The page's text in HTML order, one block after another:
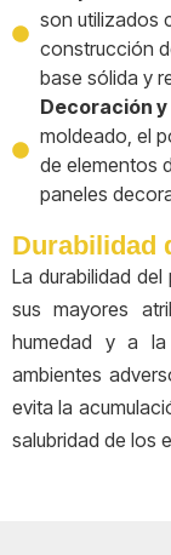
son utilizados
construcción
base sólida y
Decoración
moldeado, el
de elementos
paneles
Durabilidad
La durabilidad
sus mayores
humedad y a
ambientes
evita la
salubridad de los